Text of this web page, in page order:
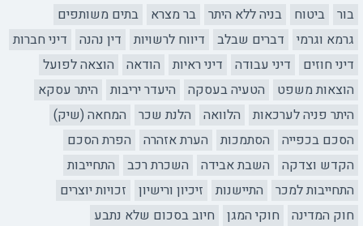
בור
ביטוח בניה ללא היתר בר מצרא
בתים משותפים
גרמא וגרמי
דברים שבלב דיווח לרשויות דין נהנה
דיני חברות
דיני חוזים
דיני עבודה דיני ראיות הודאה
הוצאה לפועל
הוצאות משפט
הטעיה בעסקה היעדר יריבות
היתר עסקא
היתר פניה לערכאות
הלוואה הלנת שכר
המחאה (שיק)
הסכם בכפייה
הסתמכות הערת אזהרה
הפרת הסכם
הקדש וצדקה
השבת אבידה השכרת רכב
התחייבות
התחייבות למכר
התיישנות זיכיון ורישיון
זכויות יוצרים
חוק המדינה
חוקי המגן
חיוב בסכום שלא נתבע